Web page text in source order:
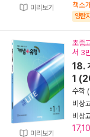
미리보기 책소
양탄
미리보기
초중
서 3
18.
1
수학
비상
비상